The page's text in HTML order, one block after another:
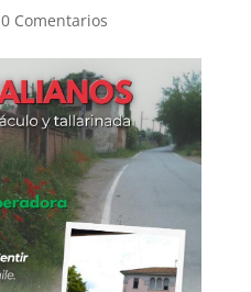
0 Comentarios